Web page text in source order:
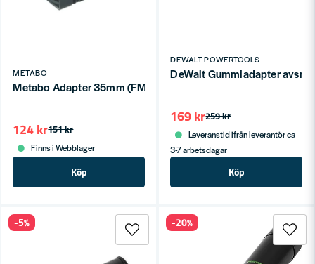
METABO
Metabo Adapter 35mm (FMS/FSR/FSX)
151 kr
124 kr
Finns i Webblager
Köp
DEWALT POWERTOOLS
DeWalt Gummiadapter
259 kr
169 kr
Leveranstid ifrån leverantör ca
3-7 arbetsdagar
Köp
-5% -20%